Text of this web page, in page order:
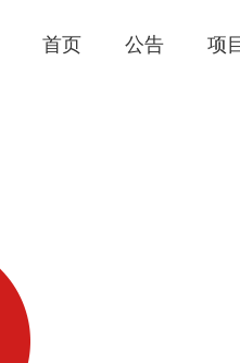
首页 公告 项